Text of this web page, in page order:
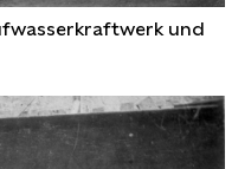
und